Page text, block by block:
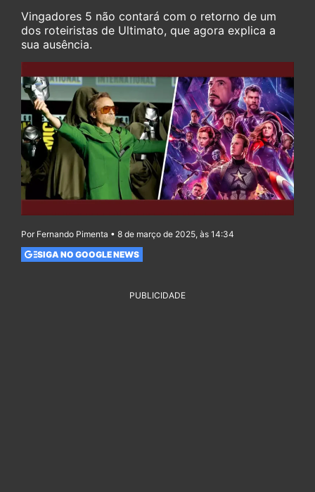
Vingadores 5 não contará com o retorno de um
dos roteiristas de Ultimato, que agora explica a
sua ausência.
Por Fernando Pimenta • 8 de março de 2025, às 14:34
SIGA NO GOOGLE NEWS
PUBLICIDADE